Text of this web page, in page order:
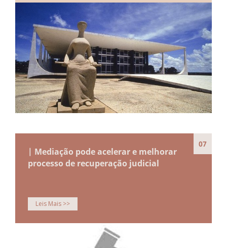
07
| Mediação pode acelerar e melhorar
processo de recuperação judicial
Leis Mais >>